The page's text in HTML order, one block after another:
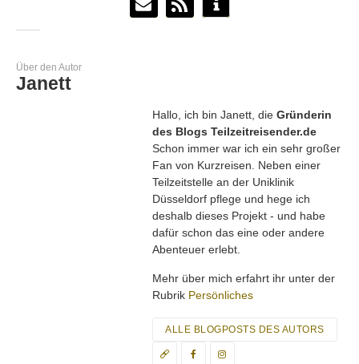
Über den Autor
Janett
Hallo, ich bin Janett, die Gründerin
des Blogs Teilzeitreisender.de
Schon immer war ich ein sehr großer
Fan von Kurzreisen. Neben einer
Teilzeitstelle an der Uniklinik
Düsseldorf pflege und hege ich
deshalb dieses Projekt - und habe
dafür schon das eine oder andere
Abenteuer erlebt.
Mehr über mich erfahrt ihr unter der
Rubrik Persönliches
ALLE BLOGPOSTS DES AUTORS